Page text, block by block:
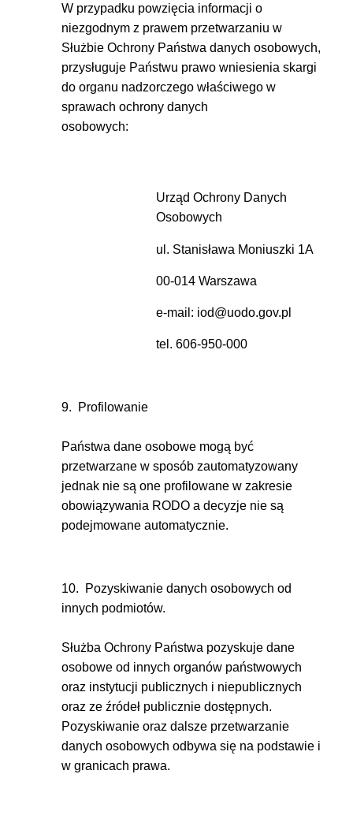
W przypadku powzięcia informacji o
niezgodnym z prawem przetwarzaniu w
Służbie Ochrony Państwa danych osobowych,
przysługuje Państwu prawo wniesienia skargi
do organu nadzorczego właściwego w
sprawach ochrony danych
osobowych:
Urząd Ochrony Danych
Osobowych
ul. Stanisława Moniuszki 1A
00-014 Warszawa
e-mail: iod@uodo.gov.pl
tel. 606-950-000
9. Profilowanie
Państwa dane osobowe mogą być
przetwarzane w sposób zautomatyzowany
jednak nie są one profilowane w zakresie
obowiązywania RODO a decyzje nie są
podejmowane automatycznie.
10. Pozyskiwanie danych osobowych od
innych podmiotów.
Służba Ochrony Państwa pozyskuje dane
osobowe od innych organów państwowych
oraz instytucji publicznych i niepublicznych
oraz ze źródeł publicznie dostępnych.
Pozyskiwanie oraz dalsze przetwarzanie
danych osobowych odbywa się na podstawie i
w granicach prawa.